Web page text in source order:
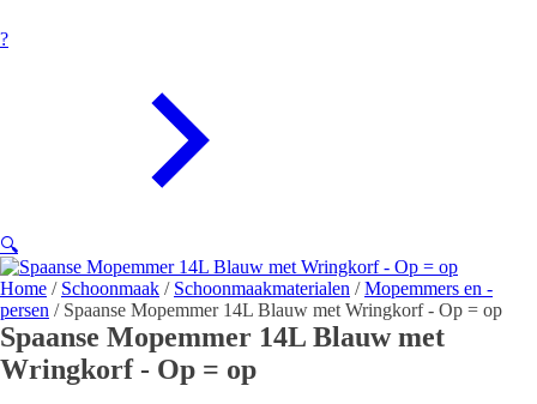
?
🔍
Home / Schoonmaak / Schoonmaakmaterialen /Mopemmers en -
persen / Spaanse Mopemmer 14L Blauw met Wringkorf - Op = op
Spaanse Mopemmer 14L Blauw met
Wringkorf - Op = op